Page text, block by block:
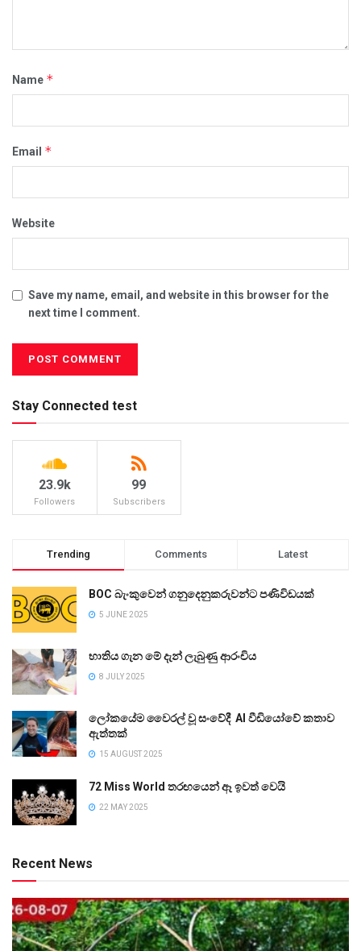
Name *
Email *
Website
Save my name, email, and website in this browser for the
next time I comment.
Stay Connected test
23.9k
Followers
99
Subscribers
Trending Comments Latest
BOC බැංකුවෙන් ගනුදෙනුකරුවන්ට පණිවිඩයක්
5 JUNE 2025
භාතිය ගැන මේ දැන් ලැබුණු ආරංචිය
8 JULY 2025
ලෝකයේම වෛරල් වූ සංවේදී AI වීඩියෝවේ කතාව
ඇත්තක්
15 AUGUST 2025
72 Miss World තරඟයෙන් ඈ ඉවත් වෙයි
22 MAY 2025
Recent News